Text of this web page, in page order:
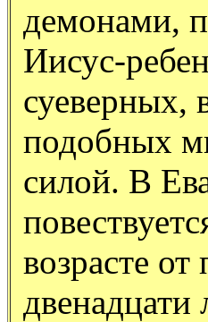
демонами,
Иисус-
суеверных,
подобных
силой. В
возрасте от
двенадцати